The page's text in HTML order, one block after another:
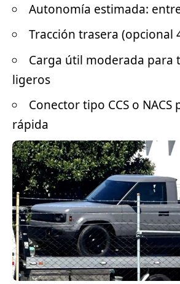
Autonomía estimada:
Tracción trasera (opcional
Carga útil moderada para
ligeros
Conector tipo CCS o NACS
rápida